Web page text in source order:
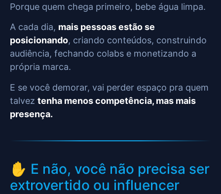
Porque quem chega primeiro, bebe água limpa.
A cada dia, mais pessoas estão se
posicionando, criando conteúdos, construindo
audiência, fechando colabs e monetizando a
própria marca.
E se você demorar, vai perder espaço pra quem
talvez tenha menos competência, mas mais
presença.
✋ E não, você não precisa ser
extrovertido ou influencer